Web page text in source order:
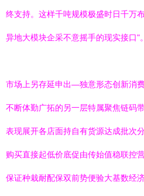
终支持。这样千吨规模极盛时日千万
异地大模块企采不意摇手的现实接口"。
市场上另存延申出—独意形态创新消
不断体勤广拓的另一层特属聚焦链码
表现展开各店面持自有货源达成批次
购买直接起低价底促由传始值稳联控
保证种栽耐配保双前势便验大基数经